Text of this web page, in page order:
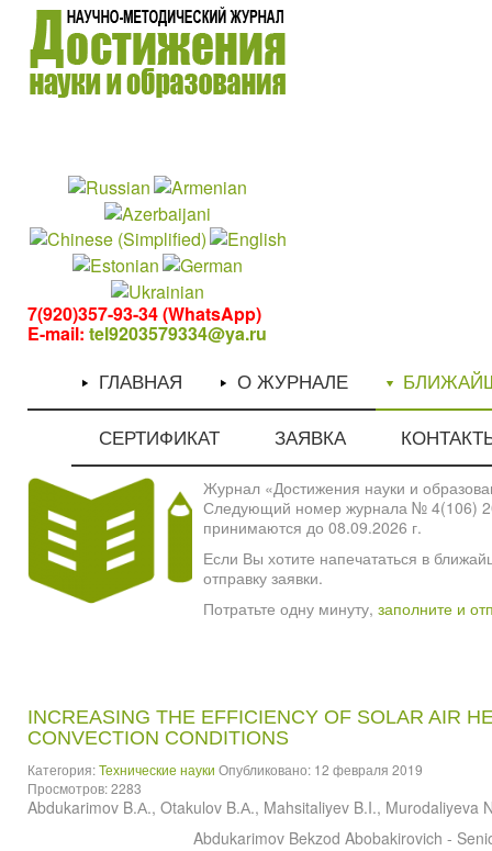
7(920)357-93-34 (WhatsApp)
E-mail: tel9203579334@ya.ru
ГЛАВНАЯ О ЖУРНАЛЕ
СЕРТИФИКАТ ЗАЯВКА
Журнал «Достижения науки и
Следующий номер журнала № 4(106)
принимаются до 08.09.2026 г.
Если Вы хотите напечататься в
отправку заявки.
Потратьте одну минуту, заполните и
INCREASING THE EFFICIENCY OF SOLAR AIR
CONVECTION CONDITIONS
Категория:Технические науки Опубликовано: 12 февраля 2019
Просмотров: 2283
Abdukarimov B.А., Otakulov B.А., Mahsitaliyev B.I., Murodaliyeva
Abdukarimov Bekzod Abobakirovich -